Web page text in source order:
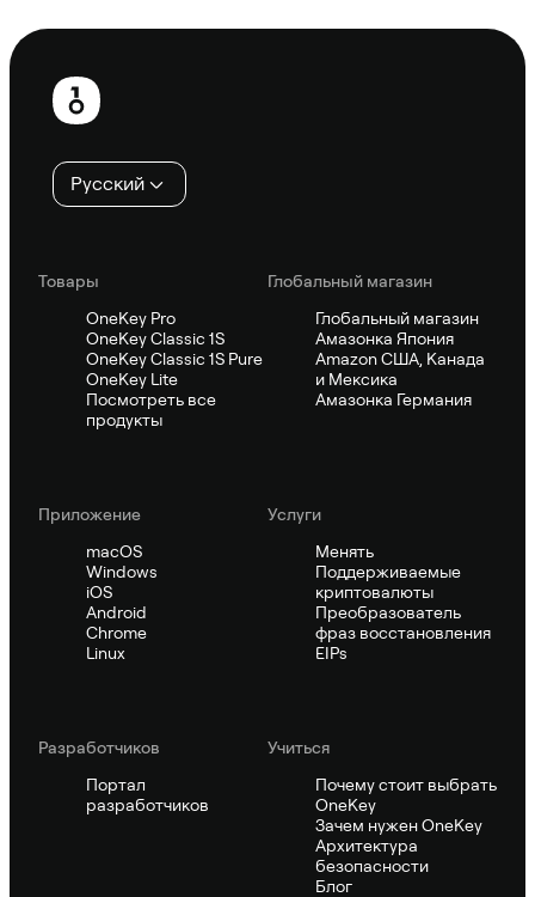
Нижний
колонтитул
Русский
Товары
OneKey Pro
OneKey Classic 1S
OneKey Classic 1S Pure
OneKey Lite
Посмотреть все
продукты
Глобальный магазин
Глобальный магазин
Амазонка Япония
Amazon США, Канада
и Мексика
Амазонка Германия
Приложение
macOS
Windows
iOS
Android
Chrome
Linux
Услуги
Менять
Поддерживаемые
криптовалюты
Преобразователь
фраз восстановления
EIPs
Pазработчиков
Портал
разработчиков
Учиться
Почему стоит выбрать
OneKey
Зачем нужен OneKey
Архитектура
безопасности
Блог